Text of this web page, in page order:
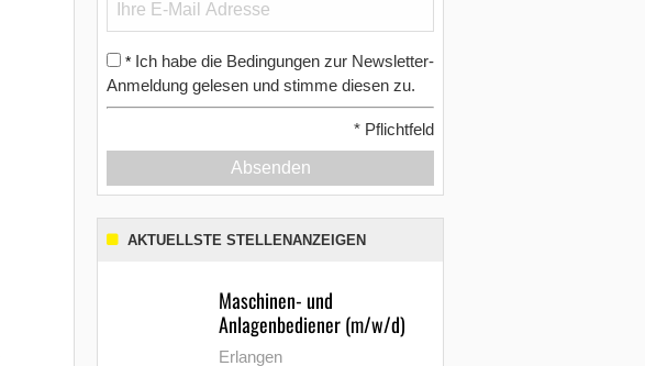
* Ich habe die Bedingungen zur Newsletter-
Anmeldung gelesen und stimme diesen zu.
* Pflichtfeld
Absenden
AKTUELLSTE STELLENANZEIGEN
Maschinen- und
Anlagenbediener (m/w/d)
Erlangen